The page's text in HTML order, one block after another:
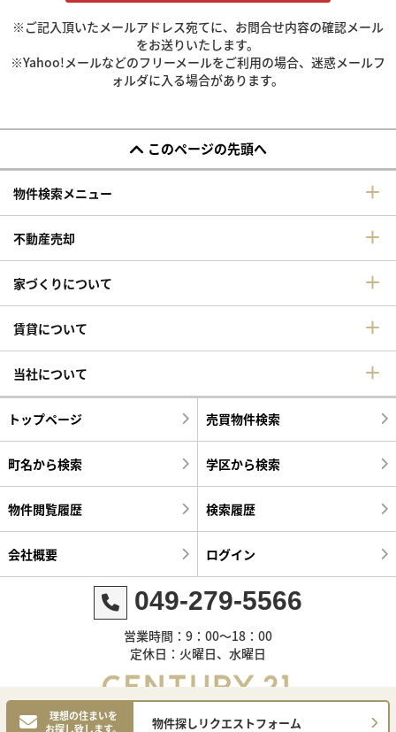
理想の住まいを
お探し致します。
物件探しリクエストフォーム
※ご記入頂いたメールアドレス宛てに、お問合せ内容の確認メール
をお送りいたします。
※Yahoo!メールなどのフリーメールをご利用の場合、迷惑メールフ
ォルダに入る場合があります。
このページの先頭へ
物件検索メニュー
不動産売却
家づくりについて
賃貸について
当社について
トップページ 売買物件検索
町名から検索 学区から検索
物件閲覧履歴 検索履歴
会社概要 ログイン
049-279-5566
営業時間：9：00～18：00
定休日：火曜日、水曜日